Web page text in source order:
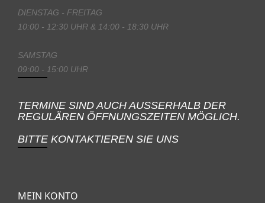
DIENSTAG - FREITAG
10:00 - 12:30 UHR & 14:00 - 18:30 UHR
SAMSTAG
09:00 - 15:00 UHR
TERMINE SIND AUCH AUSSERHALB DER
REGULÄREN ÖFFNUNGSZEITEN MÖGLICH.
BITTE KONTAKTIEREN SIE UNS
MEIN KONTO